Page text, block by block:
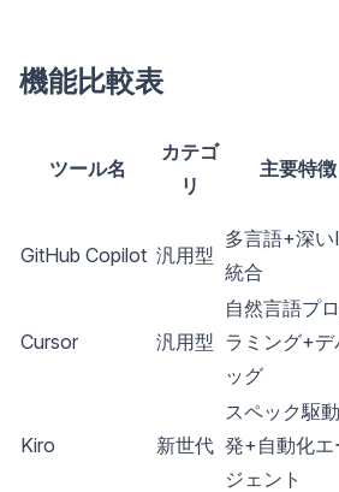
機能比較表
ツール名
カテゴ
リ
主要特徴
GitHub Copilot 汎用型
多言語+深い
統合
Cursor 汎用型
自然言語プ
ラミング+デ
ッグ
Kiro 新世代
スペック駆
発+自動化エ
ジェント